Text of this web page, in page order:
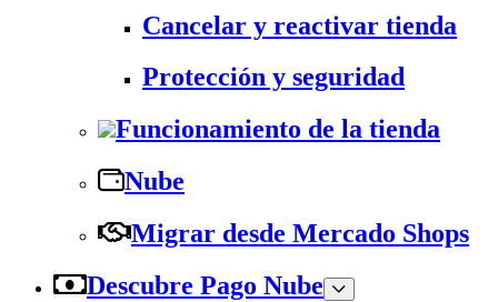
Cancelar y reactivar tienda
Protección y seguridad
Funcionamiento de la tienda
Nube
Migrar desde Mercado Shops
Descubre Pago Nube